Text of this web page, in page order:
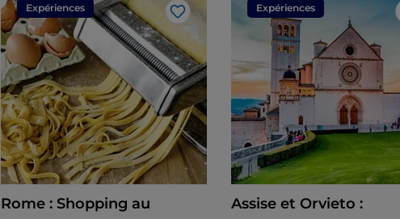
Expériences
J’aime
Rome : Shopping au
Expériences
Assise et Orvieto :